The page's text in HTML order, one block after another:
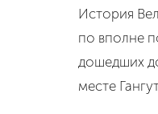
История
по вполне
дошедших
месте